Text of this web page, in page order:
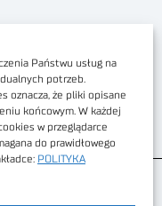
Państwu usług na
potrzeb.
oznacza, że pliki opisane
końcowym. W każdej
w przeglądarce
do prawidłowego
POLITYKA